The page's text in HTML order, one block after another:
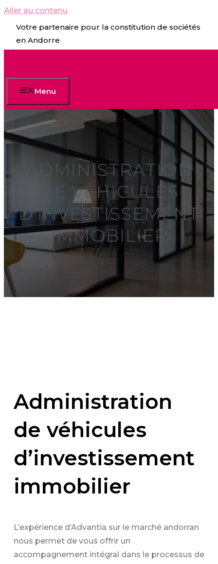
Aller au contenu
Votre partenaire pour la constitution de sociétés
en Andorre
Menu
ADMINISTRATION
DE VÉHICULES
D’INVESTISSEMENT
IMMOBILIER
Administration
de véhicules
d’investissement
immobilier
L’expérience d’Advantia sur le marché andorran
nous permet de vous offrir un
accompagnement intégral dans le processus de